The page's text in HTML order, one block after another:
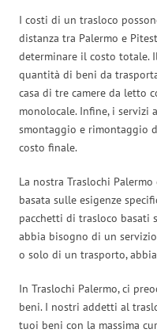
I costi di un trasloco
distanza tra Palermo e
determinare il costo totale.
quantità di beni da
casa di tre camere da letto
monolocale. Infine, i servizi
smontaggio e rimontaggio
costo finale.
La nostra Traslochi
basata sulle esigenze
pacchetti di trasloco basati
abbia bisogno di un
o solo di un trasporto,
In Traslochi Palermo, ci
beni. I nostri addetti al
tuoi beni con la massima